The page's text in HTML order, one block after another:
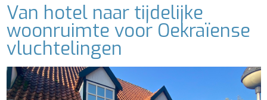
Van hotel naar tijdelijke
woonruimte voor Oekraïense
vluchtelingen